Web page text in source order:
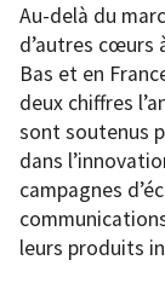
Au-delà du
d’autres cœurs
Bas et en
deux chiffres
sont soutenus
dans
campagnes
leurs produits